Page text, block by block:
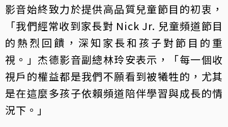
影音始終致力於提供高品質兒童節目的初衷，
「我們經常收到家長對 Nick Jr. 兒童頻道節目
的熱烈回饋，深知家長和孩子對節目的重
視。」杰德影音副總林玲安表示，「每一個收
視戶的權益都是我們不願看到被犧牲的，尤其
是在這麼多孩子依賴頻道陪伴學習與成長的情
況下。」